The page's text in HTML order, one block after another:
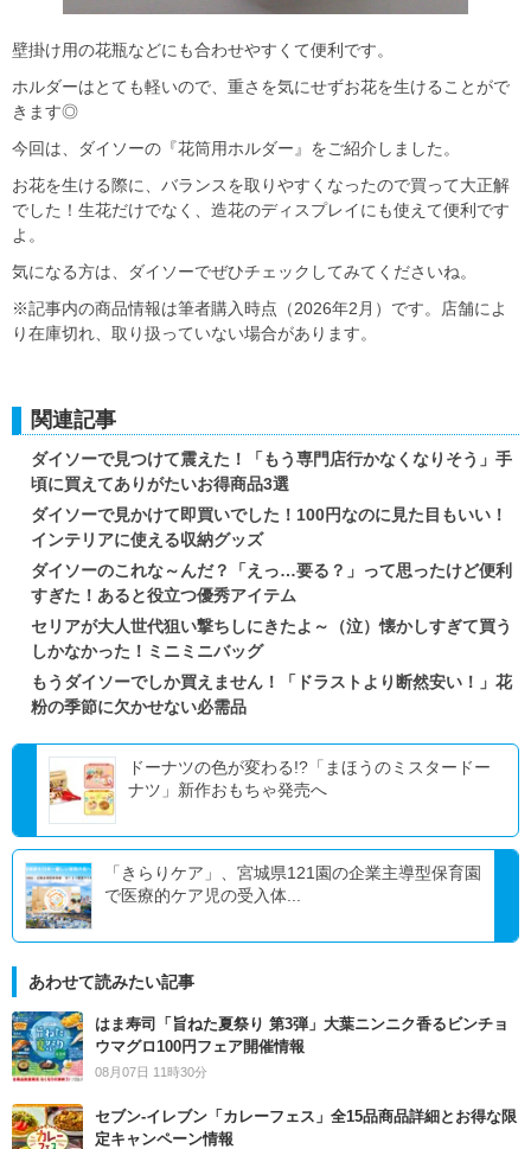
壁掛け用の花瓶などにも合わせやすくて便利です。
ホルダーはとても軽いので、重さを気にせずお花を生けることがで
きます◎
今回は、ダイソーの『花筒用ホルダー』をご紹介しました。
お花を生ける際に、バランスを取りやすくなったので買って大正解
でした！生花だけでなく、造花のディスプレイにも使えて便利です
よ。
気になる方は、ダイソーでぜひチェックしてみてくださいね。
※記事内の商品情報は筆者購入時点（2026年2月）です。店舗によ
り在庫切れ、取り扱っていない場合があります。
関連記事
ダイソーで見つけて震えた！「もう専門店行かなくなりそう」手
頃に買えてありがたいお得商品3選
ダイソーで見かけて即買いでした！100円なのに見た目もいい！
インテリアに使える収納グッズ
ダイソーのこれな～んだ？「えっ…要る？」って思ったけど便利
すぎた！あると役立つ優秀アイテム
セリアが大人世代狙い撃ちしにきたよ～（泣）懐かしすぎて買う
しかなかった！ミニミニバッグ
もうダイソーでしか買えません！「ドラストより断然安い！」花
粉の季節に欠かせない必需品
ドーナツの色が変わる!?「まほうのミスタードー
ナツ」新作おもちゃ発売へ
「きらりケア」、宮城県121園の企業主導型保育園
で医療的ケア児の受入体...
あわせて読みたい記事
はま寿司「旨ねた夏祭り 第3弾」大葉ニンニク香るビンチョ
ウマグロ100円フェア開催情報
08月07日 11時30分
セブン‐イレブン「カレーフェス」全15品商品詳細とお得な限
定キャンペーン情報